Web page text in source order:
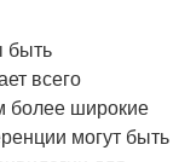
быть
всего
более широкие
могут быть